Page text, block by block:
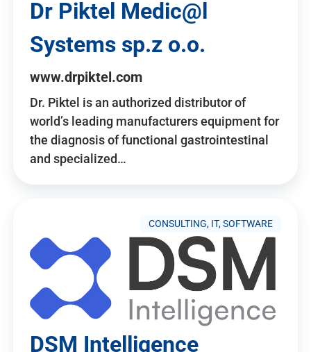
Dr Piktel Medic@l
Systems sp.z o.o.
www.drpiktel.com
Dr. Piktel is an authorized distributor of
world’s leading manufacturers equipment for
the diagnosis of functional gastrointestinal
and specialized…
CONSULTING, IT, SOFTWARE
DSM Intelligence